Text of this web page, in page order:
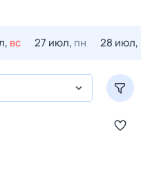
вс 27 июл, пн 28 июл,